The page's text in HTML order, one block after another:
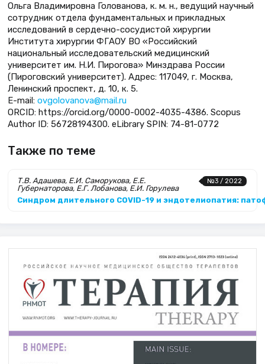
Ольга Владимировна Голованова, к. м. н., ведущий научный
сотрудник отдела фундаментальных и прикладных
исследований в сердечно-сосудистой хирургии
Института хирургии ФГАОУ ВО «Российский
национальный исследовательский медицинский
университет им. Н.И. Пирогова» Минздрава России
(Пироговский университет). Адрес: 117049, г. Москва,
Ленинский проспект, д. 10, к. 5.
E-mail: ovgolovanova@mail.ru
ORCID: https://orcid.org/0000-0002-4035-4386. Scopus
Author ID: 56728194300. eLibrary SPIN: 74-81-0772
Также по теме
№3 / 2022
Т.В. Адашева, Е.И. Саморукова, Е.Е.
Губернаторова, Е.Г. Лобанова, Е.И. Горулева
Синдром длительного COVID-19 и эндотелиопатия: